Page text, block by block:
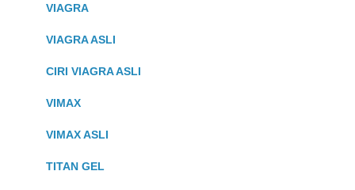
VIAGRA
VIAGRA ASLI
CIRI VIAGRA ASLI
VIMAX
VIMAX ASLI
TITAN GEL